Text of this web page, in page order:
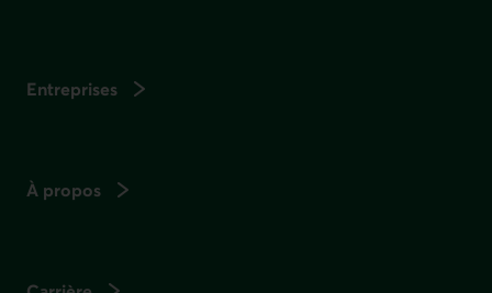
Entreprises
À propos